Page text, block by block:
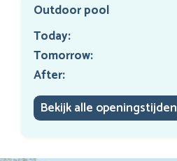
Outdoor pool
Today:
Tomorrow:
After:
Bekijk alle openingstijden